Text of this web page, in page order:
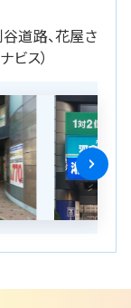
道路、花屋さ
ビス）